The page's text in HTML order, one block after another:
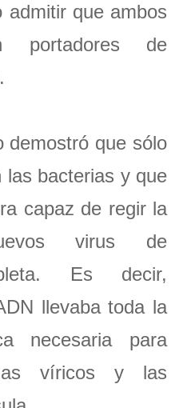
admitir que ambos
portadores de
demostró que sólo
las bacterias y que
capaz de regir la
virus de
Es decir,
llevaba toda la
necesaria para
víricos y las